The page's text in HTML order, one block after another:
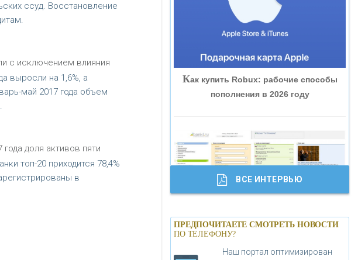
ссуд. Восстановление
с исключением влияния
выросли на 1,6%, а
май 2017 года объем
доля активов пяти
топ-20 приходится 78,4%
в
«ВНЕШПРОМБАНК»
«БАНК ГЛОБЭКС»
«ТРАСТ»
«ГАЗПРОМБАНК»
«МОСКОВСКИЙ КРЕДИТНЫЙ
БАНК»
Как купить Robux: рабочие способы
пополнения в 2026 году
Банки.ру обновил логотип впервые за
19 лет - «Лента новостей»
ВСЕ ИНТЕРВЬЮ
ПРЕДПОЧИТАЕТЕ СМОТРЕТЬ НОВОСТИ
ПО ТЕЛЕФОНУ?
Наш портал оптимизирован